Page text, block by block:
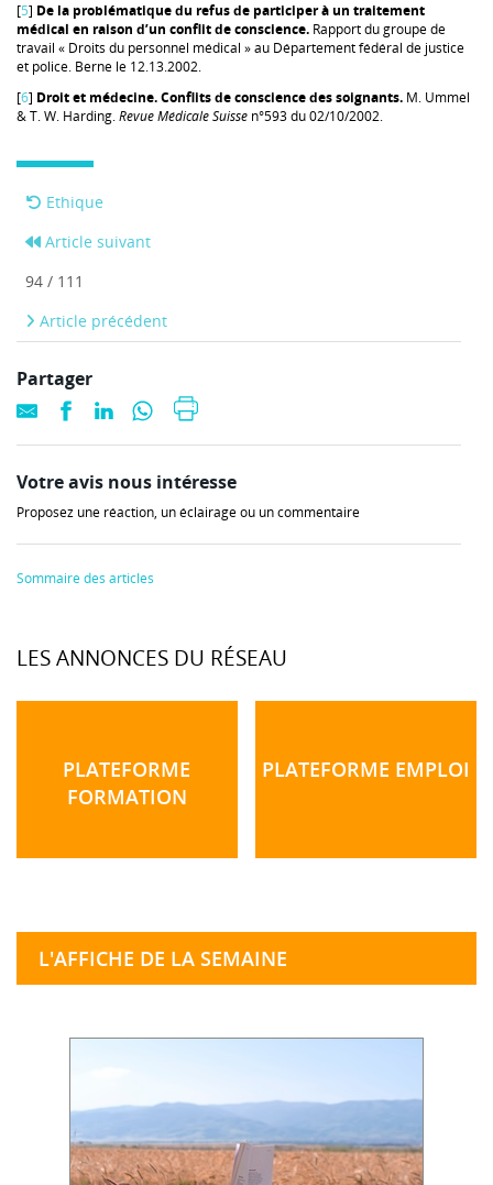
[5] De la problématique du refus de participer à un traitement
médical en raison d’un conflit de conscience. Rapport du groupe de
travail « Droits du personnel médical » au Département fédéral de justice
et police. Berne le 12.13.2002.
[6] Droit et médecine. Conflits de conscience des soignants. M. Ummel
& T. W. Harding.Revue Médicale Suisse n°593 du 02/10/2002.
Ethique
Article suivant
94 / 111
Article précédent
Partager
Votre avis nous intéresse
Proposez une réaction, un éclairage ou un commentaire
Sommaire des articles
LES ANNONCES DU RÉSEAU
PLATEFORME
FORMATION
PLATEFORME EMPLOI
L'AFFICHE DE LA SEMAINE